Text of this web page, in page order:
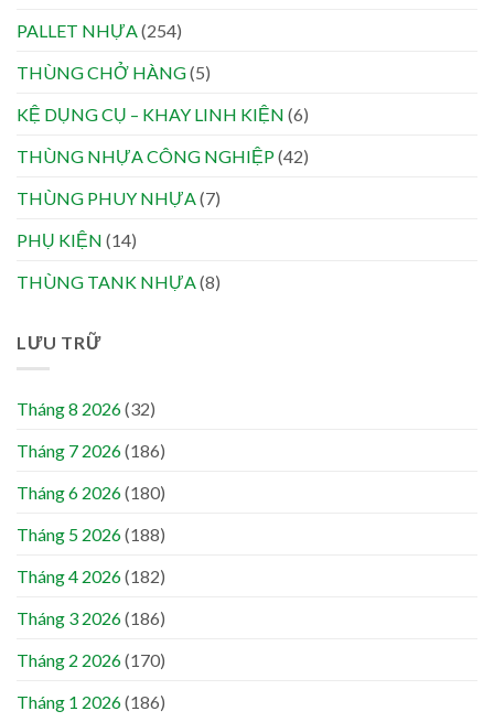
PALLET NHỰA (254)
THÙNG CHỞ HÀNG(5)
KỆ DỤNG CỤ – KHAY LINH KIỆN (6)
THÙNG NHỰA CÔNG NGHIỆP(42)
THÙNG PHUY NHỰA (7)
PHỤ KIỆN (14)
THÙNG TANK NHỰA (8)
LƯU TRỮ
Tháng 8 2026(32)
Tháng 7 2026(186)
Tháng 6 2026(180)
Tháng 5 2026(188)
Tháng 4 2026(182)
Tháng 3 2026(186)
Tháng 2 2026(170)
Tháng 1 2026(186)